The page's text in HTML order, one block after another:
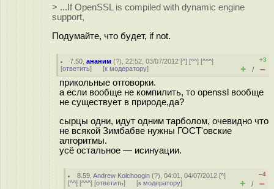
> ...If OpenSSL is compiled with dynamic engine
support,
Подумайте, что будет, if not.
7.50 ,ананим (?), 22:52, 03/07/2012 [^] [^^] [^^^]
[ответить] [к модератору]
+3
+ / –
прикольные отговорки.
а если вообще не компилить, то openssl вообще
не существует в природе,да?
сырцы одни, идут одним тарболом, очевидно что
не всякой Зимбабве нужны ГОСТ'овские
алгоритмы.
усё остальное — исинуации.
8.59 ,Andrew Kolchoogin (?), 04:01, 04/07/2012 [^]
[^^] [^^^] [ответить] [к модератору]
–4
+ / –